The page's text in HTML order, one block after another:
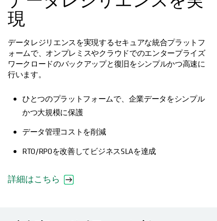
現
データレジリエンスを実現するセキュアな統合プラットフ
ォームで、オンプレミスやクラウドでのエンタープライズ
ワークロードのバックアップと復旧をシンプルかつ高速に
行います。
ひとつのプラットフォームで、企業データをシンプル
かつ大規模に保護
データ管理コストを削減
RTO/RPOを改善してビジネスSLAを達成
詳細はこちら